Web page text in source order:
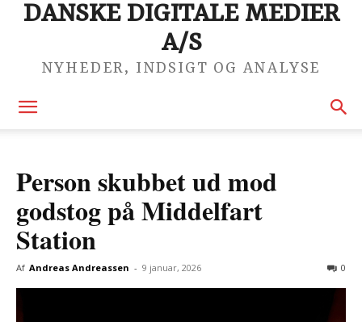
DANSKE DIGITALE MEDIER
A/S
NYHEDER, INDSIGT OG ANALYSE
Person skubbet ud mod
godstog på Middelfart
Station
Af Andreas Andreassen - 9 januar, 2026 0